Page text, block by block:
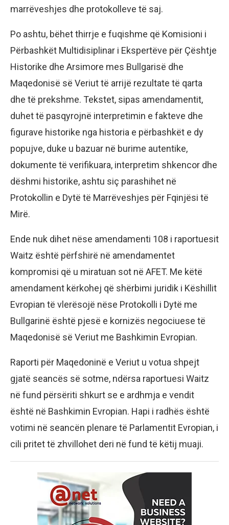
marrëveshjes dhe protokolleve të saj.
Po ashtu, bëhet thirrje e fuqishme që Komisioni i
Përbashkët Multidisiplinar i Ekspertëve për Çështje
Historike dhe Arsimore mes Bullgarisë dhe
Maqedonisë së Veriut të arrijë rezultate të qarta
dhe të prekshme. Tekstet, sipas amendamentit,
duhet të pasqyrojnë interpretimin e fakteve dhe
figurave historike nga historia e përbashkët e dy
popujve, duke u bazuar në burime autentike,
dokumente të verifikuara, interpretim shkencor dhe
dëshmi historike, ashtu siç parashihet në
Protokollin e Dytë të Marrëveshjes për Fqinjësi të
Mirë.
Ende nuk dihet nëse amendamenti 108 i raportuesit
Waitz është përfshirë në amendamentet
kompromisi që u miratuan sot në AFET. Me këtë
amendament kërkohej që shërbimi juridik i Këshillit
Evropian të vlerësojë nëse Protokolli i Dytë me
Bullgarinë është pjesë e kornizës negociuese të
Maqedonisë së Veriut me Bashkimin Evropian.
Raporti për Maqedoninë e Veriut u votua shpejt
gjatë seancës së sotme, ndërsa raportuesi Waitz
në fund përsëriti shkurt se e ardhmja e vendit
është në Bashkimin Evropian. Hapi i radhës është
votimi në seancën plenare të Parlamentit Evropian, i
cili pritet të zhvillohet deri në fund të këtij muaji.